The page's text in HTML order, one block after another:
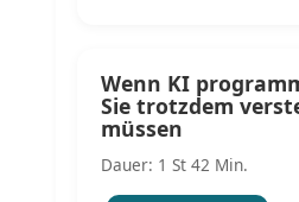
Wenn KI
Sie trotzdem
müssen
Dauer: 1 St 42 Min.